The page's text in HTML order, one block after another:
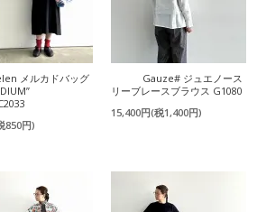
メルカドバッグ
850円)
Gauze# ジュエノース
リーブレースブラウス G1080
15,400円(税1,400円)